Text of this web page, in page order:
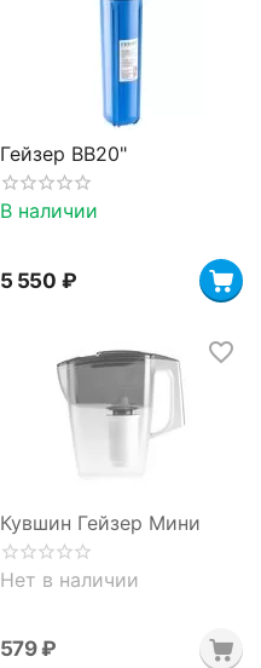
Гейзер BB20"
В наличии
5 550 ₽
Кувшин Гейзер Мини
Нет в наличии
‍579‍ ₽